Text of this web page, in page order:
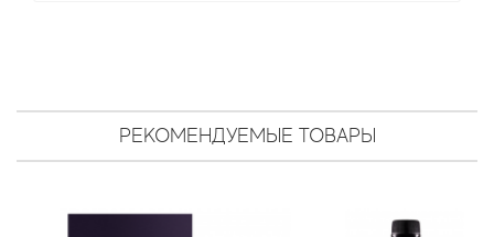
РЕКОМЕНДУЕМЫЕ ТОВАРЫ
Arrogance
Arte Profumi
ArteOlfatto